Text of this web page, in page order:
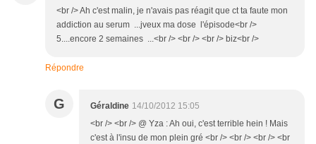
<br /> Ah c'est malin, je n'avais pas réagit que ct ta faute mon
addiction au serum ...jveux ma dose l'épisode<br />
5....encore 2 semaines ...<br /> <br /> <br /> biz<br />
Répondre
G Géraldine 14/10/2012 15:05
<br /> <br /> @ Yza : Ah oui, c'est terrible hein ! Mais
c'est à l'insu de mon plein gré <br /> <br /> <br /> <br